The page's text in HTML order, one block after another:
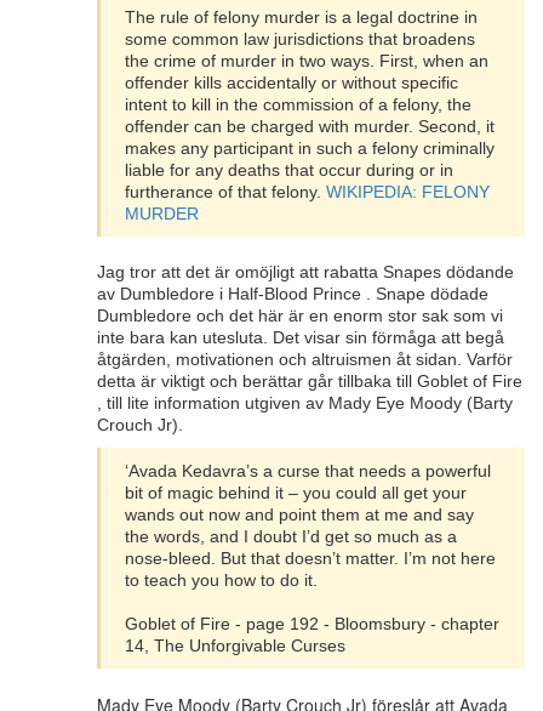
The rule of felony murder is a legal doctrine in
some common law jurisdictions that broadens
the crime of murder in two ways. First, when an
offender kills accidentally or without specific
intent to kill in the commission of a felony, the
offender can be charged with murder. Second, it
makes any participant in such a felony criminally
liable for any deaths that occur during or in
furtherance of that felony. WIKIPEDIA: FELONY
MURDER
Jag tror att det är omöjligt att rabatta Snapes dödande
av Dumbledore i Half-Blood Prince . Snape dödade
Dumbledore och det här är en enorm stor sak som vi
inte bara kan utesluta. Det visar sin förmåga att begå
åtgärden, motivationen och altruismen åt sidan. Varför
detta är viktigt och berättar går tillbaka till Goblet of Fire
, till lite information utgiven av Mady Eye Moody (Barty
Crouch Jr).
‘Avada Kedavra’s a curse that needs a powerful
bit of magic behind it – you could all get your
wands out now and point them at me and say
the words, and I doubt I’d get so much as a
nose-bleed. But that doesn’t matter. I’m not here
to teach you how to do it.
Goblet of Fire - page 192 - Bloomsbury - chapter
14, The Unforgivable Curses
Mady Eye Moody (Barty Crouch Jr) föreslår att Avada